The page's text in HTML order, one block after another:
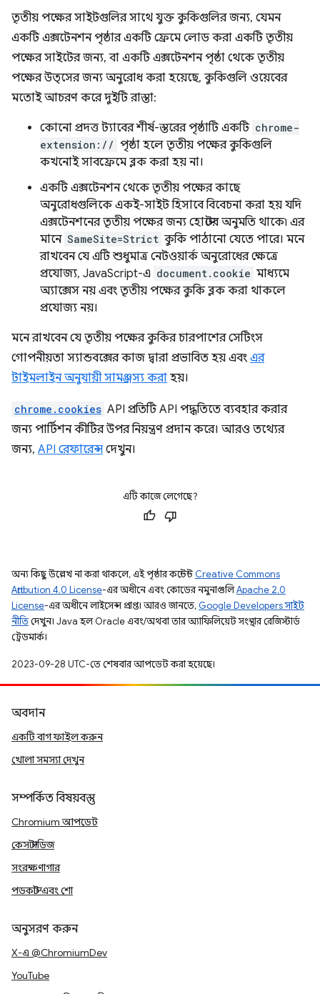
তৃতীয় পক্ষের সাইটগুলির সাথে যুক্ত কুকিগুলির জন্য, যেমন
একটি এক্সটেনশন পৃষ্ঠার একটি ফ্রেমে লোড করা একটি তৃতীয়
পক্ষের সাইটের জন্য, বা একটি এক্সটেনশন পৃষ্ঠা থেকে তৃতীয়
পক্ষের উত্সের জন্য অনুরোধ করা হয়েছে, কুকিগুলি ওয়েবের
মতোই আচরণ করে দুইটি রাস্তা:
কোনো প্রদত্ত ট্যাবের শীর্ষ-স্তরের পৃষ্ঠাটি একটি chrome-
extension:// পৃষ্ঠা হলে তৃতীয় পক্ষের কুকিগুলি
কখনোই সাবফ্রেমে ব্লক করা হয় না।
একটি এক্সটেনশন থেকে তৃতীয় পক্ষের কাছে
অনুরোধগুলিকে একই-সাইট হিসাবে বিবেচনা করা হয় যদি
এক্সটেনশনের তৃতীয় পক্ষের জন্য হোস্টের অনুমতি থাকে৷ এর
মানে SameSite=Strict কুকি পাঠানো যেতে পারে। মনে
রাখবেন যে এটি শুধুমাত্র নেটওয়ার্ক অনুরোধের ক্ষেত্রে
প্রযোজ্য, JavaScript-এ document.cookie মাধ্যমে
অ্যাক্সেস নয় এবং তৃতীয় পক্ষের কুকি ব্লক করা থাকলে
প্রযোজ্য নয়।
মনে রাখবেন যে তৃতীয় পক্ষের কুকির চারপাশের সেটিংস
গোপনীয়তা স্যান্ডবক্সের কাজ দ্বারা প্রভাবিত হয় এবং এর
টাইমলাইন অনুযায়ী সামঞ্জস্য করা হয়।
chrome.cookies API প্রতিটি API পদ্ধতিতে ব্যবহার করার
জন্য পার্টিশন কীটির উপর নিয়ন্ত্রণ প্রদান করে। আরও তথ্যের
জন্য, API রেফারেন্স দেখুন।
এটি কাজে লেগেছে?
অন্য কিছু উল্লেখ না করা থাকলে, এই পৃষ্ঠার কন্টেন্ট Creative Commons
Attribution 4.0 License-এর অধীনে এবং কোডের নমুনাগুলিApache 2.0
License-এর অধীনে লাইসেন্স প্রাপ্ত। আরও জানতে, Google Developers সাইট
নীতিদেখুন। Java হল Oracle এবং/অথবা তার অ্যাফিলিয়েট সংস্থার রেজিস্টার্ড
ট্রেডমার্ক।
2023-09-28 UTC-তে শেষবার আপডেট করা হয়েছে।
অবদান
একটি বাগ ফাইল করুন
খোলা সমস্যা দেখুন
সম্পর্কিত বিষয়বস্তু
Chromium আপডেট
কেস স্টাডিজ
সংরক্ষণাগার
পডকাস্ট এবং শো
অনুসরণ করুন
X-এ @ChromiumDev
YouTube